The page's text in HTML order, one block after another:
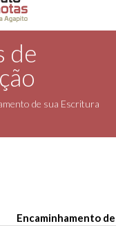
de
de sua Escritura
Encaminhamento